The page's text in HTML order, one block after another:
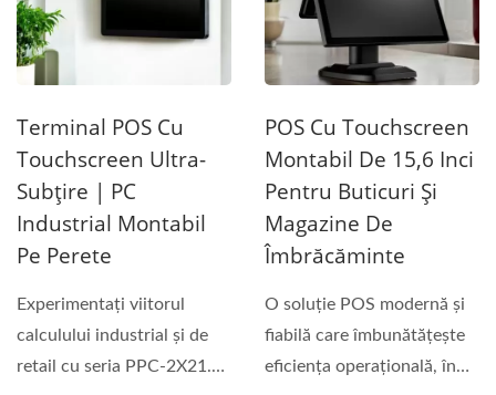
Terminal POS Cu
Touchscreen Ultra-
Subțire | PC
Industrial Montabil
Pe Perete
Experimentați viitorul
calculului industrial și de
retail cu seria PPC-2X21.
POS Cu Touchscreen
Montabil De 15,6 Inci
Pentru Buticuri Și
Magazine De
Îmbrăcăminte
O soluție POS modernă și
fiabilă care îmbunătățește
eficiența operațională, în